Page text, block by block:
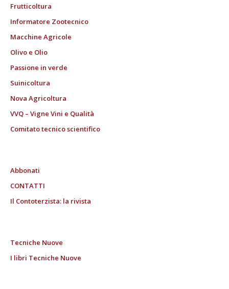
Frutticoltura
Informatore Zootecnico
Macchine Agricole
Olivo e Olio
Passione in verde
Suinicoltura
Nova Agricoltura
VVQ – Vigne Vini e Qualità
Comitato tecnico scientifico
Abbonati
CONTATTI
Il Contoterzista: la rivista
Tecniche Nuove
I libri Tecniche Nuove